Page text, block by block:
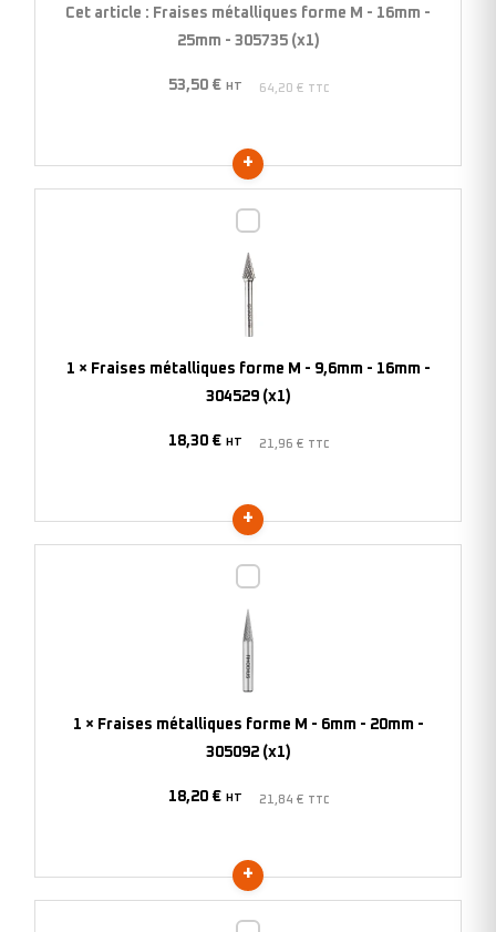
-
Cet article : Fraises métalliques forme M - 16mm -
25mm - 305735 (x1)
53,50 € HT 64,20 € TTC
forme
-
1 × Fraises métalliques forme M - 9,6mm - 16mm -
304529 (x1)
18,30 € HT 21,96 € TTC
forme
M
-
1 × Fraises métalliques forme M - 6mm - 20mm -
305092 (x1)
18,20 € HT 21,84 € TTC